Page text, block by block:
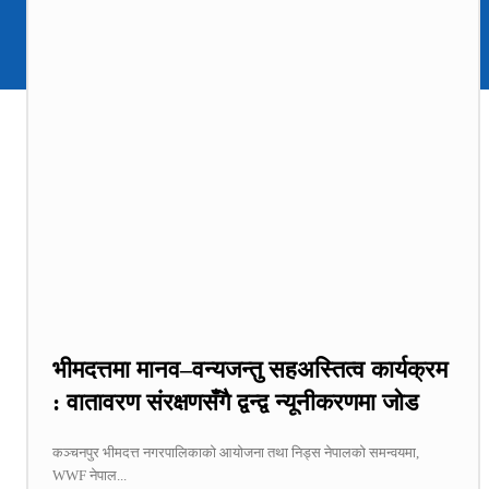
भीमदत्तमा मानव–वन्यजन्तु सहअस्तित्व कार्यक्रम
: वातावरण संरक्षणसँगै द्वन्द्व न्यूनीकरणमा जोड
कञ्चनपुर भीमदत्त नगरपालिकाको आयोजना तथा निड्स नेपालको समन्वयमा,
WWF नेपाल...